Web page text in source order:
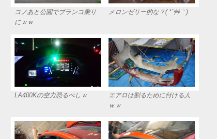
コノあと公園でブランコ乗り
にｗｗ
メロンゼリー的な？( *´艸｀)
LA400Kの空力恐るべしｗ
エアロは割るために付ける人
ｗｗ